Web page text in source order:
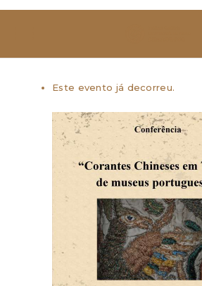
ESTUDAR
EVENTOS
NOTÍCIAS
GALERIA
CONTACTOS
Este evento já decorreu.